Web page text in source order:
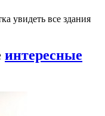
увидеть все здания
интересные